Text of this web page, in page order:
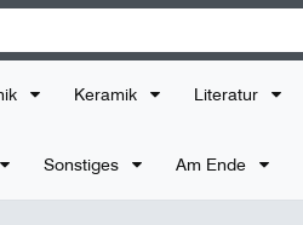
Keramik Literatur
Sonstiges Am Ende